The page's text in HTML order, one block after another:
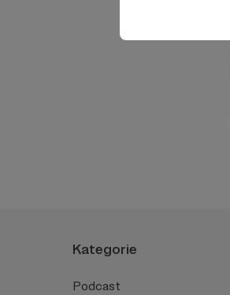
Kategorie
Podcast